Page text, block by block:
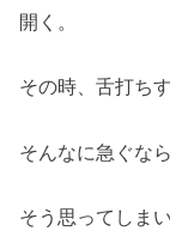
開く。
その時、舌打ち
そんなに急ぐな
そう思ってしま